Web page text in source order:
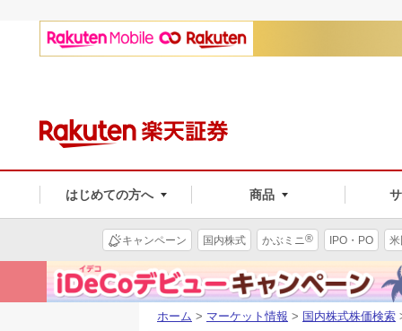
はじめての方へ 商品
キャンペーン 国内株式 かぶミニ® IPO・PO
ホーム > マーケット情報 > 国内株式株価検索